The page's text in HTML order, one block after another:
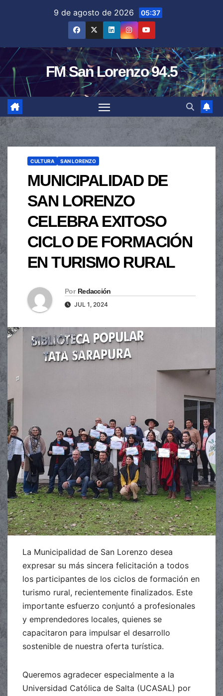
9 de agosto de 2026 05:37
FM San Lorenzo 94.5
CULTURA SAN LORENZO
MUNICIPALIDAD DE
SAN LORENZO
CELEBRA EXITOSO
CICLO DE FORMACIÓN
EN TURISMO RURAL
Por Redacción
JUL 1, 2024
La Municipalidad de San Lorenzo desea
expresar su más sincera felicitación a todos
los participantes de los ciclos de formación en
turismo rural, recientemente finalizados. Este
importante esfuerzo conjuntó a profesionales
y emprendedores locales, quienes se
capacitaron para impulsar el desarrollo
sostenible de nuestra oferta turística.
Queremos agradecer especialmente a la
Universidad Católica de Salta (UCASAL) por